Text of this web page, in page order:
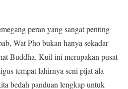
peran yang sangat penting
Wat Pho bukan hanya sekadar
Buddha. Kuil ini merupakan pusat
tempat lahirnya seni pijat ala
bedah panduan lengkap untuk